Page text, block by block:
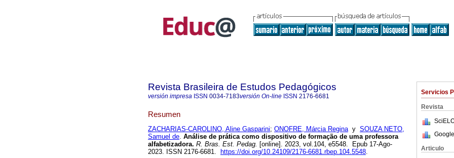
Servicios
Revista
Articulo
Revista Brasileira de Estudos Pedagógicos
versión impresa ISSN 0034-7183versión On-line ISSN 2176-6681
Resumen
ZACHARIAS-CAROLINO, Aline Gasparini; ONOFRE, Márcia Reginay SOUZA NETO,
Samuel de. Análise de prática como dispositivo de formação de uma professora
alfabetizadora. R. Bras. Est. Pedag. [online]. 2023, vol.104, e5548. Epub 17-Ago-
2023. ISSN 2176-6681.
https://doi.org/10.24109/2176-6681.rbep.104.5548.